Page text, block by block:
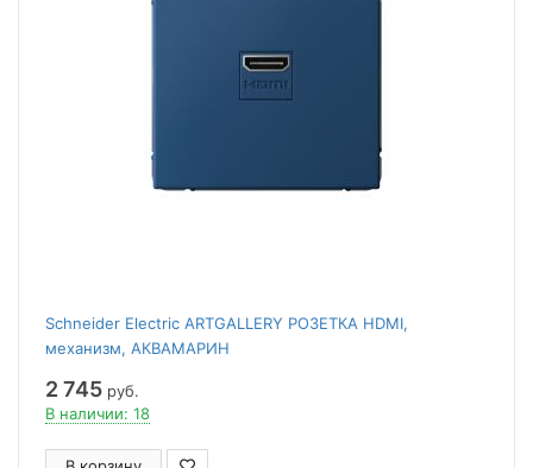
Schneider Electric ARTGALLERY РОЗЕТКА HDMI,
механизм, АКВАМАРИН
2 745 руб.
В наличии: 18